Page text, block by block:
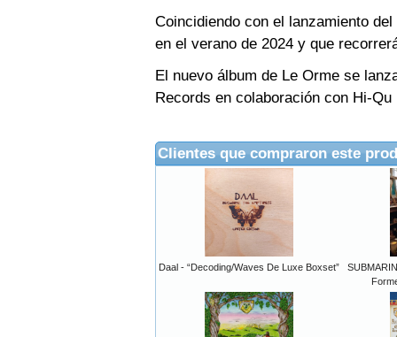
Coincidiendo con el lanzamiento
en el verano de 2024 y que
El nuevo álbum de Le Orme se
Records en colaboración con Hi-
Clientes que compraron este
Daal - “Decoding/Waves De Luxe Boxset”